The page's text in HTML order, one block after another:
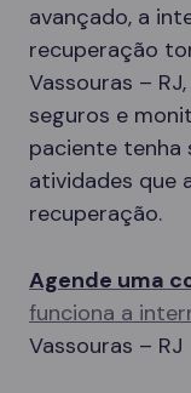
avançado, a
recuperação
Vassouras –
seguros e
paciente tenha
atividades que
recuperação.
Agende uma
funciona a
Vassouras – RJ